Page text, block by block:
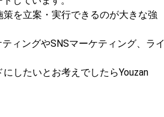
を立案・実行できるのが大きな強
ィングやSNSマーケティング、ライ
したいとお考えでしたらYouzan